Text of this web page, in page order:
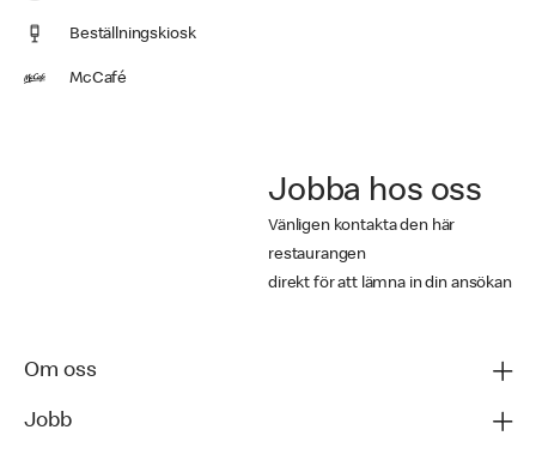
Beställningskiosk
McCafé
Jobba hos oss
Vänligen kontakta den här
restaurangen
direkt för att lämna in din ansökan
Om oss
Jobb